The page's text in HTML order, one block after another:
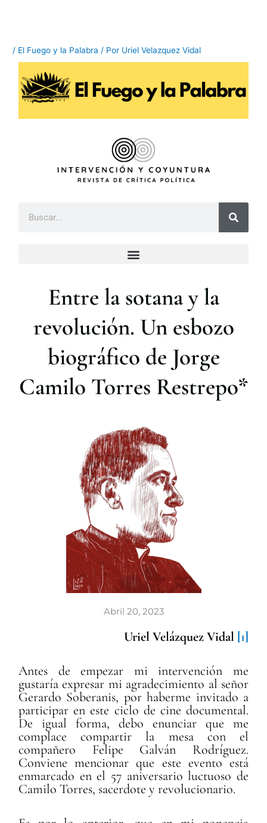
/ El Fuego y la Palabra / Por Uriel Velazquez Vidal
Entre la sotana y la
revolución. Un esbozo
biográfico de Jorge
Camilo Torres Restrepo*
Abril 20, 2023
Uriel Velázquez Vidal [1]
Antes de empezar mi intervención me
gustaría expresar mi agradecimiento al señor
Gerardo Soberanis, por haberme invitado a
participar en este ciclo de cine documental.
De igual forma, debo enunciar que me
complace compartir la mesa con el
compañero Felipe Galván Rodríguez.
Conviene mencionar que este evento está
enmarcado en el 57 aniversario luctuoso de
Camilo Torres, sacerdote y revolucionario.